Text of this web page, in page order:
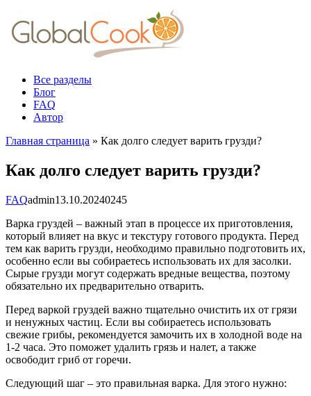
контенту
Все разделы
Блог
FAQ
Автор
Главная страница » Как долго следует варить грузди?
Как долго следует варить грузди?
FAQadmin13.10.20240245
Варка груздей – важный этап в процессе их приготовления,
который влияет на вкус и текстуру готового продукта. Перед
тем как варить грузди, необходимо правильно подготовить их,
особенно если вы собираетесь использовать их для засолки.
Сырые грузди могут содержать вредные вещества, поэтому
обязательно их предварительно отварить.
Перед варкой груздей важно тщательно очистить их от грязи
и ненужных частиц. Если вы собираетесь использовать
свежие грибы, рекомендуется замочить их в холодной воде на
1-2 часа. Это поможет удалить грязь и налет, а также
освободит гриб от горечи.
Следующий шаг – это правильная варка. Для этого нужно: